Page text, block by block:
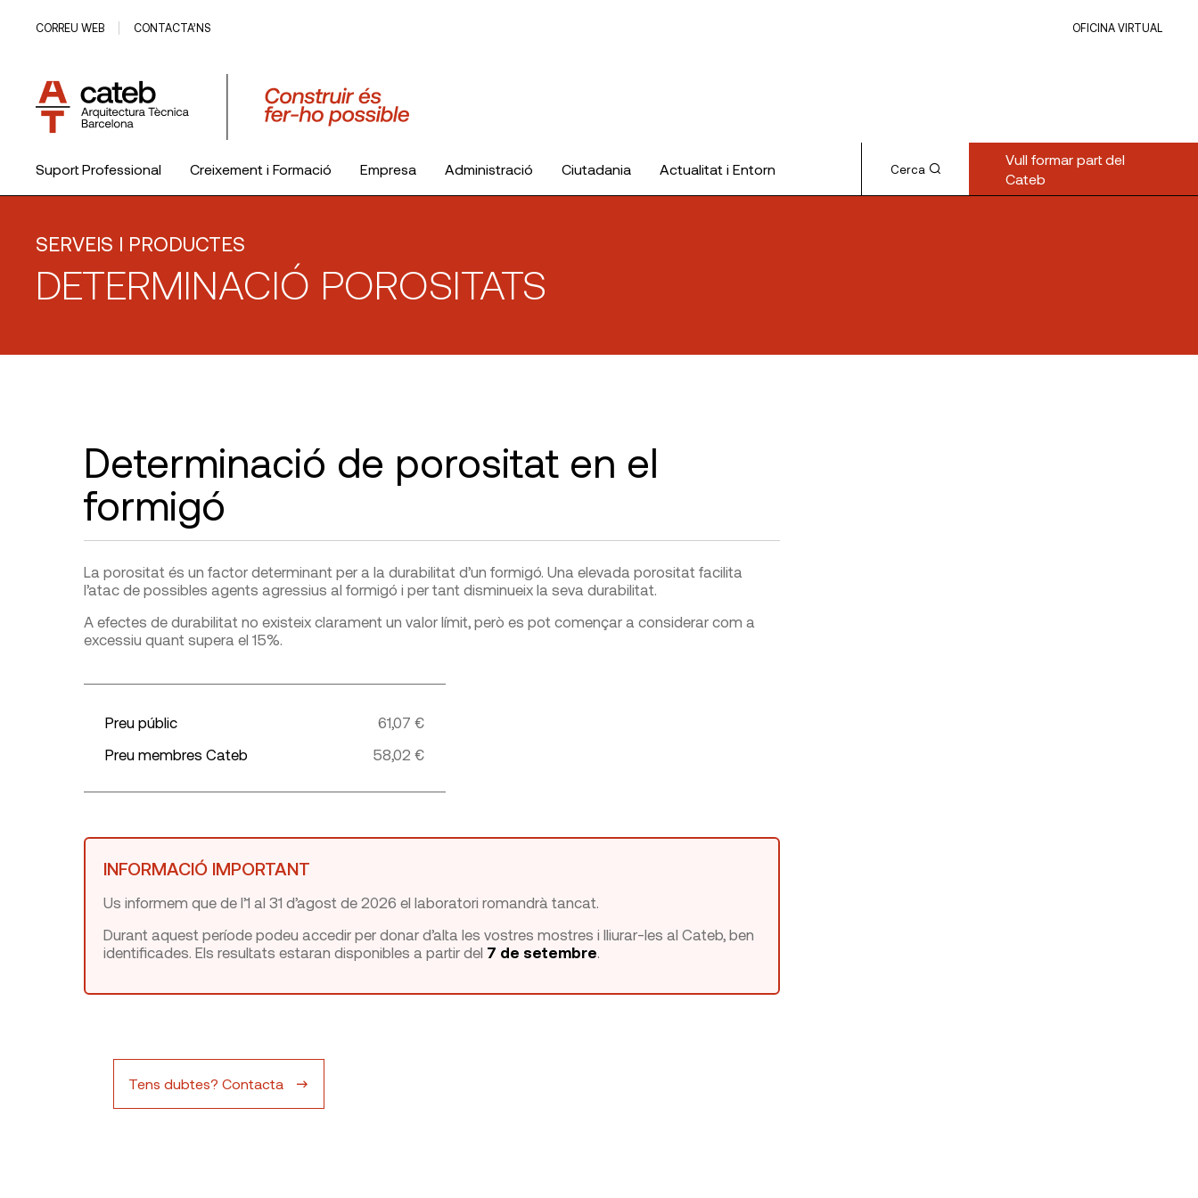
CORREU WEB CONTACTA’NS OFICINA VIRTUAL
Suport Professional Creixement i Formació Empresa Administració Ciutadania Actualitat i Entorn Cerca
Vull formar part del
Cateb
SERVEIS I PRODUCTES
DETERMINACIÓ POROSITATS
Determinació de porositat en el
formigó
La porositat és un factor determinant per a la durabilitat d’un formigó. Una elevada porositat facilita
l’atac de possibles agents agressius al formigó i per tant disminueix la seva durabilitat.
A efectes de durabilitat no existeix clarament un valor límit, però es pot començar a considerar com a
excessiu quant supera el 15%.
Preu públic
61,07 €
Preu membres Cateb
58,02 €
INFORMACIÓ IMPORTANT
Us informem que de l’1 al 31 d’agost de 2026 el laboratori romandrà tancat.
Durant aquest període podeu accedir per donar d’alta les vostres mostres i lliurar-les al Cateb, ben
identificades. Els resultats estaran disponibles a partir del 7 de setembre.
Tens dubtes? Contacta